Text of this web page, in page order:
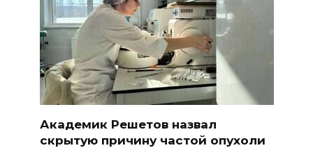
Академик Решетов назвал
скрытую причину частой опухоли